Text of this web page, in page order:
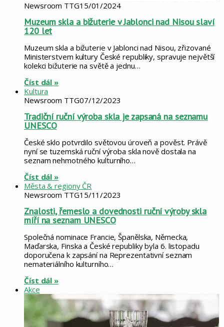
Newsroom TTG15/01/2024
Muzeum skla a bižuterie v Jablonci nad Nisou slaví
120 let
Muzeum skla a bižuterie v Jablonci nad Nisou, zřizované
Ministerstvem kultury České republiky, spravuje největší
kolekci bižuterie na světě a jednu…
Číst dál »
Kultura
Newsroom TTG07/12/2023
Tradiční ruční výroba skla je zapsaná na seznamu
UNESCO
České sklo potvrdilo světovou úroveň a pověst. Právě
nyní se tuzemská ruční výroba skla nově dostala na
seznam nehmotného kulturního…
Číst dál »
Města & regiony ČR
Newsroom TTG15/11/2023
Znalosti, řemeslo a dovednosti ruční výroby skla
míří na seznam UNESCO
Společná nominace Francie, Španělska, Německa,
Maďarska, Finska a České republiky byla 6. listopadu
doporučena k zapsání na Reprezentativní seznam
nemateriálního kulturního…
Číst dál »
Akce